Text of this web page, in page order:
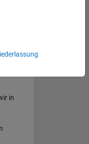
in